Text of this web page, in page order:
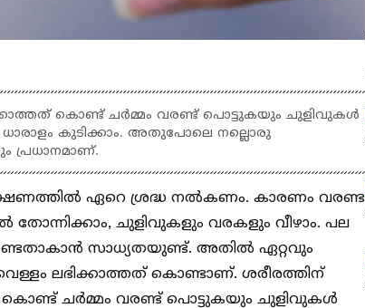
കൊണ്ട് ചര്‍മ്മം വരണ്ട് പൊട്ടുകയും ചുളിവുകള്‍
കുടിക്കാം. അതുപോലെ നല്ലൊരു
പ്രധാനമാണ്.
ഏറെ ശ്രദ്ധ നല്‍കണം. കാരണം വരണ്ട
തോന്നിക്കാം, ചുളിവുകളും വരകളും വീഴാം. പല
സാധ്യതയുണ്ട്. അതില്‍ ഏറ്റവും
ലഭിക്കാത്തത് കൊണ്ടാണ്. ശരീരത്തിന്
ചര്‍മ്മം വരണ്ട് പൊട്ടുകയും ചുളിവുകള്‍